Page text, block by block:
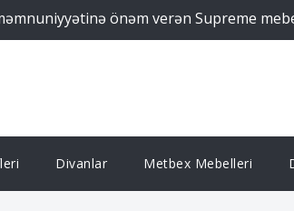
önəm verən Supreme mebel
Divanlar Metbex Mebelleri